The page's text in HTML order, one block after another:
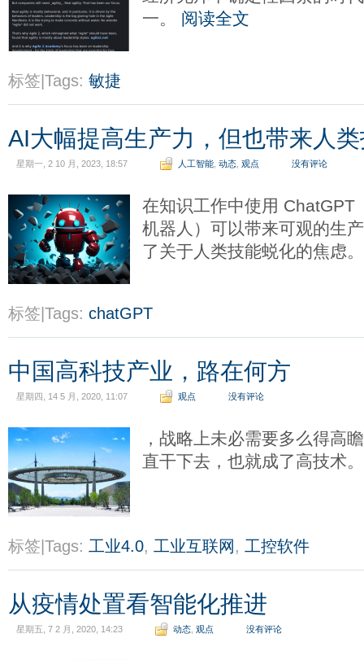
一。 阅读全文
标签|Tags: 敏捷
AI大幅提高生产力，但也带来人
星期一, 2 10 月, 2023, 18:57 人工智能 动态 观点 没有评论
在知识工作中使用 ChatGPT
机器人）可以带来可观的生
了关于人类技能蜕化的焦虑
标签|Tags: chatGPT
中国高科技产业，路在何方
星期四, 14 5 月, 2020, 11:07 观点 没有评论
，战略上未必需要多么得高
直干下去，也就成了高技术
标签|Tags: 工业4.0, 工业互联网 , 工控软件
从疫情处置看智能化推进
星期五, 7 2 月, 2020, 14:23 动态 观点 没有评论